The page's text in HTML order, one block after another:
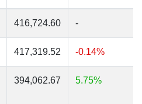
416,724.60 -
417,319.52 -0.14%
394,062.67 5.75%